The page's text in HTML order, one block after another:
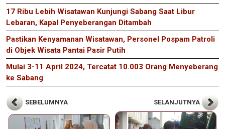
17 Ribu Lebih Wisatawan Kunjungi Sabang Saat Libur
Lebaran, Kapal Penyeberangan Ditambah
Pastikan Kenyamanan Wisatawan, Personel Pospam Patroli
di Objek Wisata Pantai Pasir Putih
Mulai 3-11 April 2024, Tercatat 10.003 Orang Menyeberang
ke Sabang
SEBELUMNYA SELANJUTNYA